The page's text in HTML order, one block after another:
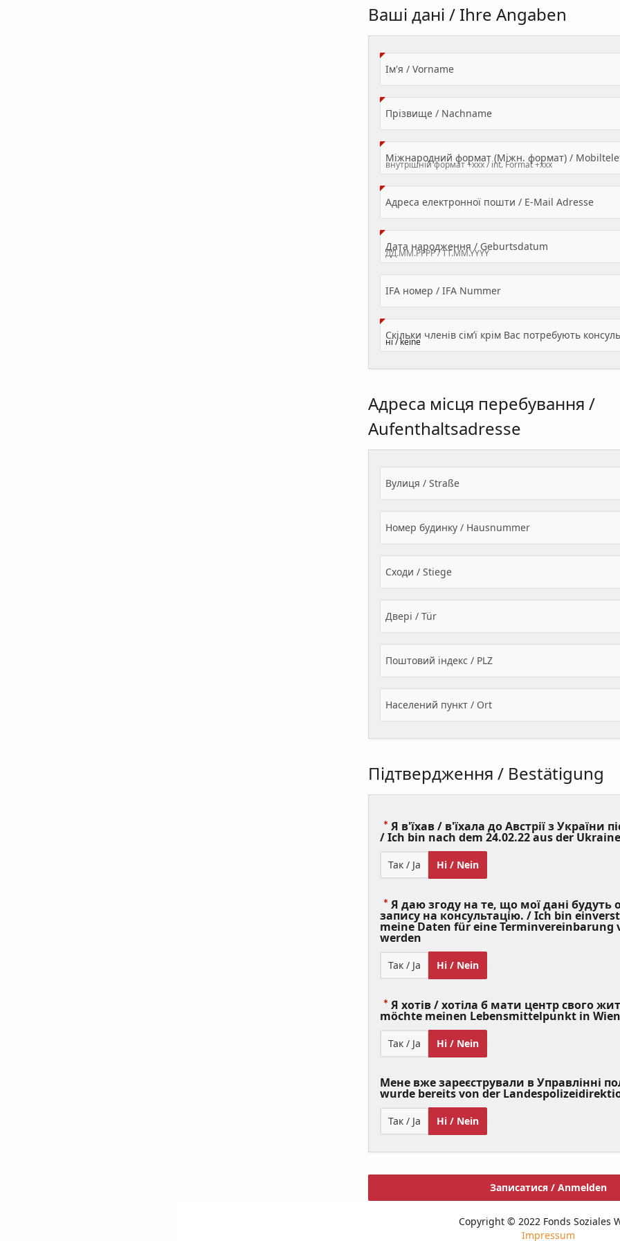
Ваші дані / Ihre Angaben
Ім'я / Vorname(Value Required)
Прізвище / Nachname(Value Required)
Міжнародний формат (Міжн. формат) /
Адреса електронної пошти / E-Mail Adresse
Дата народження / Geburtsdatum
IFA номер / IFA Nummer
Адреса місця перебування /
Aufenthaltsadresse
Вулиця / Straße
Номер будинку / Hausnummer
Сходи / Stiege
Двері / Tür
Поштовий індекс / PLZ
Населений пункт / Ort
Підтвердження / Bestätigung
Я в'їхав / в'їхала до Австрії з України
/ Ich bin nach dem 24.02.22 aus der
Так / Ja Ні / Nein
Я даю згоду на те, що мої дані будуть
запису на консультацію. / Ich bin
meine Daten für eine Terminvereinbarung
werden
Required)
Так / Ja Ні / Nein
Я хотів / хотіла б мати центр свого
möchte meinen Lebensmittelpunkt in
Так / Ja Ні / Nein
Мене вже зареєстрували в Управлінні
wurde bereits von der
Так / Ja Ні / Nein
Записатися / Anmelden
Copyright © 2022 Fonds Soziales
Impressum